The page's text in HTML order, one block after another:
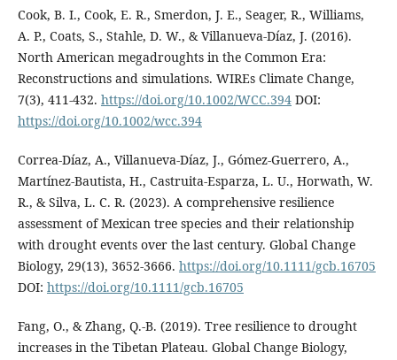
Cook, B. I., Cook, E. R., Smerdon, J. E., Seager, R., Williams,
A. P., Coats, S., Stahle, D. W., & Villanueva-Díaz, J. (2016).
North American megadroughts in the Common Era:
Reconstructions and simulations. WIREs Climate Change,
7(3), 411-432. https://doi.org/10.1002/WCC.394DOI:
https://doi.org/10.1002/wcc.394
Correa-Díaz, A., Villanueva-Díaz, J., Gómez-Guerrero, A.,
Martínez-Bautista, H., Castruita-Esparza, L. U., Horwath, W.
R., & Silva, L. C. R. (2023). A comprehensive resilience
assessment of Mexican tree species and their relationship
with drought events over the last century. Global Change
Biology, 29(13), 3652-3666. https://doi.org/10.1111/gcb.16705
DOI: https://doi.org/10.1111/gcb.16705
Fang, O., & Zhang, Q.-B. (2019). Tree resilience to drought
increases in the Tibetan Plateau. Global Change Biology,